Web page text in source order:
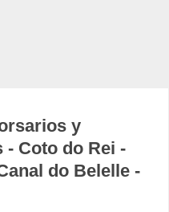
y
- Coto do Rei -
do Belelle -